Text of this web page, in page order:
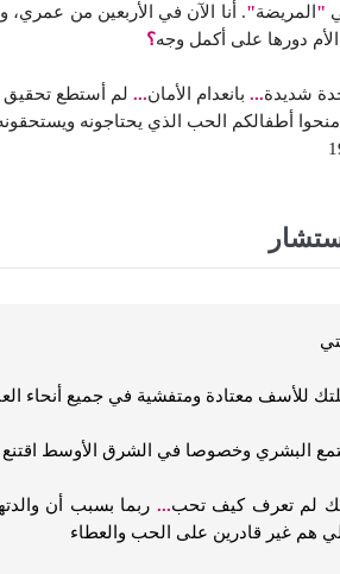
" المريضة". أنا الآن في الأربعين من
الأم دورها على أكمل وجه؟
شديدة... بانعدام الأمان... لم أستطع
أطفالكم الحب الذي يحتاجونه
للأسف معتادة ومتفشية في جميع أنحاء
البشري وخصوصا في الشرق الأوسط
لم تعرف كيف تحب... ربما بسبب أن
هم غير قادرين على الحب والعطاء